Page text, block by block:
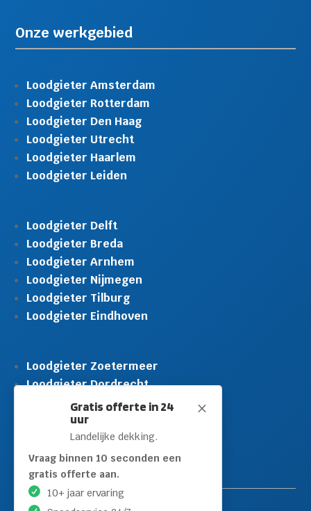
M
Gratis offerte in 24
uur
Landelijke dekking.
Vraag binnen 10 seconden een
gratis offerte aan.
10+ jaar ervaring
Onze werkgebied
Loodgieter Amsterdam
Loodgieter Rotterdam
Loodgieter Den Haag
Loodgieter Utrecht
Loodgieter Haarlem
Loodgieter Leiden
Loodgieter Delft
Loodgieter Breda
Loodgieter Arnhem
Loodgieter Nijmegen
Loodgieter Tilburg
Loodgieter Eindhoven
Loodgieter Zoetermeer
Loodgieter Dordrecht
Loodgieter Rijswijk
Loodgieter Schiedam
Loodgieter Leidschendam
Loodgieter Hilversum